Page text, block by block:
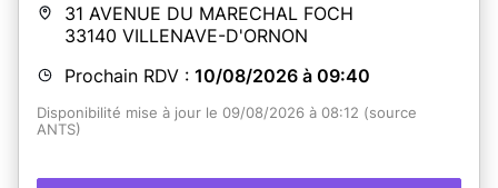
31 AVENUE DU MARECHAL FOCH
33140 VILLENAVE-D'ORNON
Prochain RDV : 10/08/2026 à 09:40
Disponibilité mise à jour le 09/08/2026 à 08:12 (source
ANTS)